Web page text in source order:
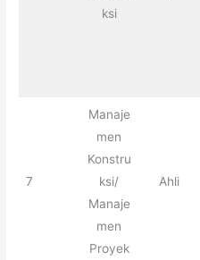
ksi
7
Manaje
men
Konstru
ksi/
Manaje
men
Proyek
Ahli